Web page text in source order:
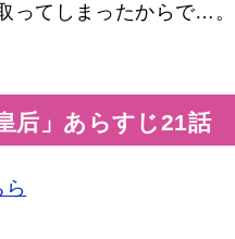
ってしまったからで…。
后」あらすじ21話
ら